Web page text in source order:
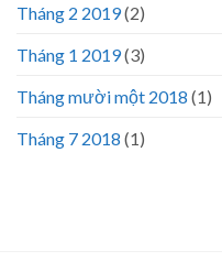
Tháng 2 2019(2)
Tháng 1 2019(3)
Tháng mười một 2018 (1)
Tháng 7 2018 (1)